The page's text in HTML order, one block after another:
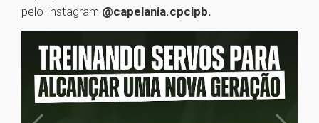
pelo Instagram @capelania.cpcipb.